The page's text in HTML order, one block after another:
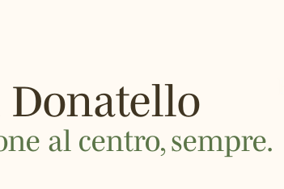
Donatello
al centro, sempre.